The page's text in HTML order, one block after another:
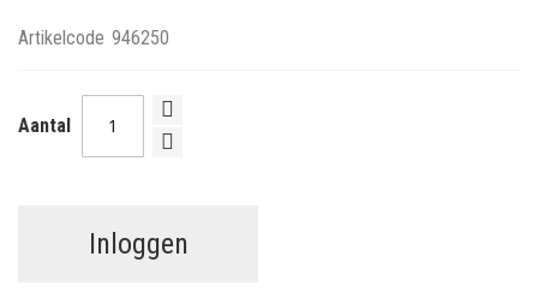
Artikelcode 946250
Aantal
Inloggen